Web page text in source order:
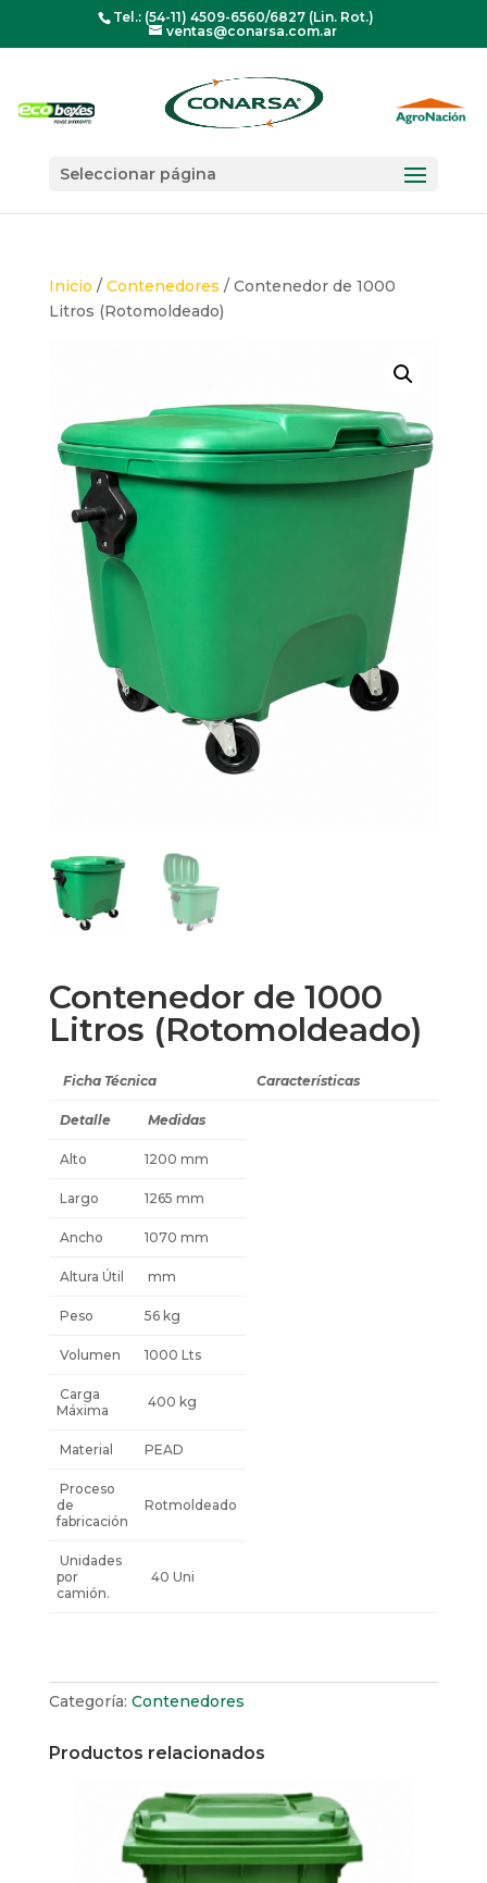
Tel.: (54-11) 4509-6560/6827 (Lin. Rot.)
ventas@conarsa.com.ar
Seleccionar página
Inicio / Contenedores / Contenedor de 1000
Litros (Rotomoldeado)
Contenedor de 1000
Litros (Rotomoldeado)
Ficha Técnica Características
Detalle Medidas
Alto 1200 mm
Largo 1265 mm
Ancho 1070 mm
Altura Útil mm
Peso 56 kg
Volumen 1000 Lts
Carga
Máxima
400 kg
Material PEAD
Proceso
de
fabricación
Rotmoldeado
Unidades
por
camión.
40 Uni
Categoría: Contenedores
Productos relacionados